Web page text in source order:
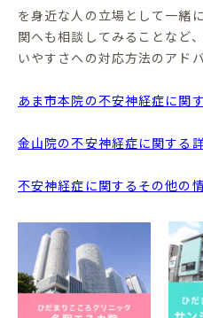
を身近な人の立場として一緒
関へも相談してみることなど
いやすさへの対応方法のアド
あま市本院の不安神経症に関
金山院の不安神経症に関する
不安神経症に関するその他の